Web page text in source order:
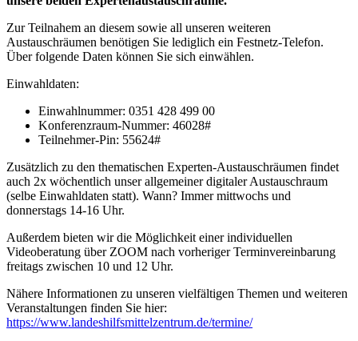
Zur Teilnahem an diesem sowie all unseren weiteren
Austauschräumen benötigen Sie lediglich ein Festnetz-Telefon.
Über folgende Daten können Sie sich einwählen.
Einwahldaten:
Einwahlnummer: 0351 428 499 00
Konferenzraum-Nummer: 46028#
Teilnehmer-Pin: 55624#
Zusätzlich zu den thematischen Experten-Austauschräumen findet
auch 2x wöchentlich unser allgemeiner digitaler Austauschraum
(selbe Einwahldaten statt). Wann? Immer mittwochs und
donnerstags 14-16 Uhr.
Außerdem bieten wir die Möglichkeit einer individuellen
Videoberatung über ZOOM nach vorheriger Terminvereinbarung
freitags zwischen 10 und 12 Uhr.
Nähere Informationen zu unseren vielfältigen Themen und weiteren
Veranstaltungen finden Sie hier:
https://www.landeshilfsmittelzentrum.de/termine/